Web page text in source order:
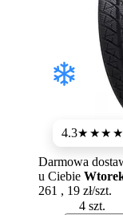
4.3★★★★
Dostępność:
Darmowa
u Ciebie
261 , 19 zł/szt.